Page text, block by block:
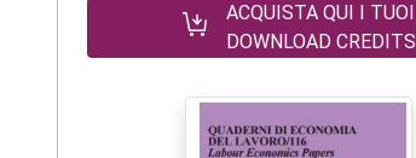
ACQUISTA QUI I TUOI
DOWNLOAD CREDITS